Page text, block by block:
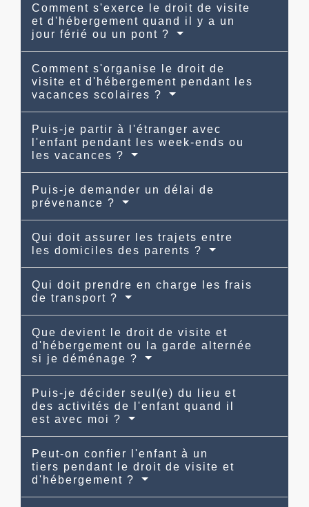
Comment s'exerce le droit de visite
et d'hébergement quand il y a un
jour férié ou un pont ?
Comment s'organise le droit de
visite et d'hébergement pendant les
vacances scolaires ?
Puis-je partir à l'étranger avec
l'enfant pendant les week-ends ou
les vacances ?
Puis-je demander un délai de
prévenance ?
Qui doit assurer les trajets entre
les domiciles des parents ?
Qui doit prendre en charge les frais
de transport ?
Que devient le droit de visite et
d'hébergement ou la garde alternée
si je déménage ?
Puis-je décider seul(e) du lieu et
des activités de l'enfant quand il
est avec moi ?
Peut-on confier l'enfant à un
tiers pendant le droit de visite et
d'hébergement ?